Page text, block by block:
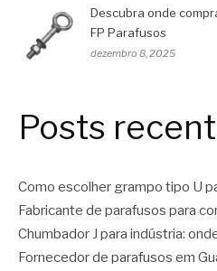
Descubra onde
FP Parafusos
dezembro 8, 2025
Posts
Como escolher grampo tipo U
Fabricante de parafusos para
Chumbador J para indústria:
Fornecedor de parafusos em